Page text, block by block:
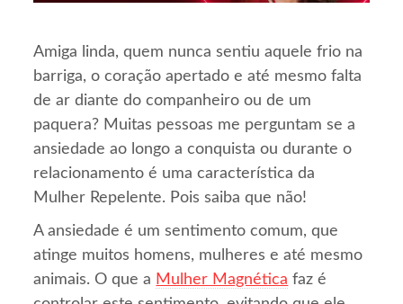
Amiga linda, quem nunca sentiu aquele frio na
barriga, o coração apertado e até mesmo falta
de ar diante do companheiro ou de um
paquera? Muitas pessoas me perguntam se a
ansiedade ao longo a conquista ou durante o
relacionamento é uma característica da
Mulher Repelente. Pois saiba que não!
A ansiedade é um sentimento comum, que
atinge muitos homens, mulheres e até mesmo
animais. O que a Mulher Magnética faz é